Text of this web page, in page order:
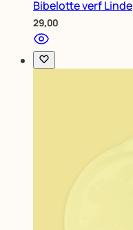
Bibelotte verf Linde
29,00